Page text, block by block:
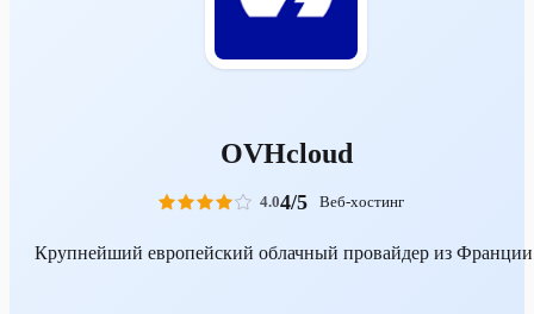
OVHcloud
4.04/5 Веб-хостинг
Крупнейший европейский облачный провайдер из